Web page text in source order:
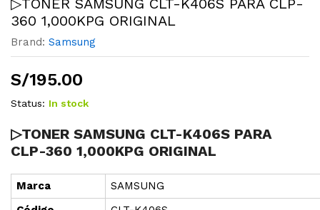
▷TONER SAMSUNG CLT-K406S PARA CLP-
360 1,000KPG ORIGINAL
Brand: Samsung
S/195.00
Status: In stock
▷TONER SAMSUNG CLT-K406S PARA
CLP-360 1,000KPG ORIGINAL
Marca
SAMSUNG